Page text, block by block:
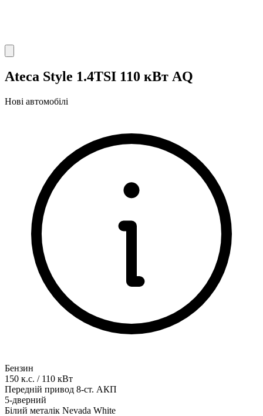
Ateca Style 1.4TSI 110 кВт AQ
Нові автомобілі
Бензин
150 к.с. / 110 кВт
Передній привод 8-ст. АКП
5-дверний
Білий металік Nevada White